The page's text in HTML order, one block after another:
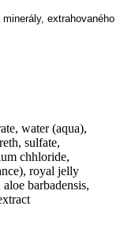
extrahovaného
water (aqua),
sulfate,
chhloride,
royal jelly
barbadensis,